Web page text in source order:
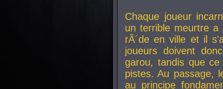
Chaque joueur
un terrible meurtre
rÃ´de en ville et il
joueurs doivent
garou, tandis que
pistes. Au passage,
au principe